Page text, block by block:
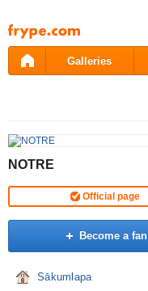
Pāriet
uz
saturu
Galleries
NOTRE
Official page
Become a fan
Sākumlapa